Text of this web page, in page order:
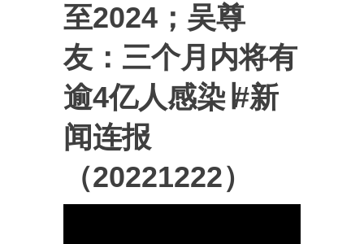
至2024；吴尊
友：三个月内将有
逾4亿人感染∣#新
闻连报
（20221222）